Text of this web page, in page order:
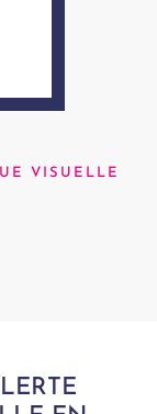
VISUELLE